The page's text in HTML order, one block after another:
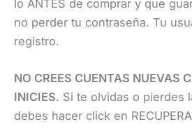
lo ANTES de comprar y que
no perder tu contraseña. Tu
registro.
NO CREES CUENTAS NUEVAS
INICIES. Si te olvidas o pierdes
debes hacer click en